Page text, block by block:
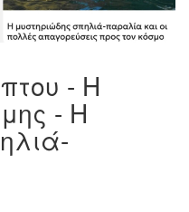
- Η
- Η